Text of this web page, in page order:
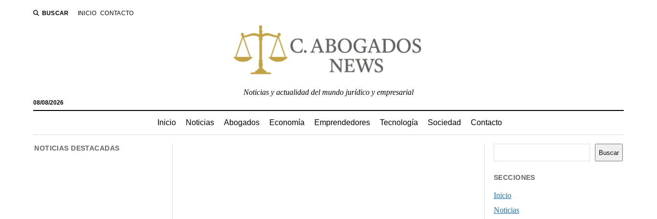
BUSCAR INICIO CONTACTO
08/08/2026
Noticias y actualidad del mundo jurídico y empresarial
Inicio Noticias Abogados Economía Emprendedores Tecnología Sociedad Contacto
NOTICIAS DESTACADAS
Buscar
SECCIONES
Inicio
Noticias